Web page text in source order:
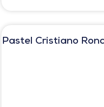
Pastel Cristiano